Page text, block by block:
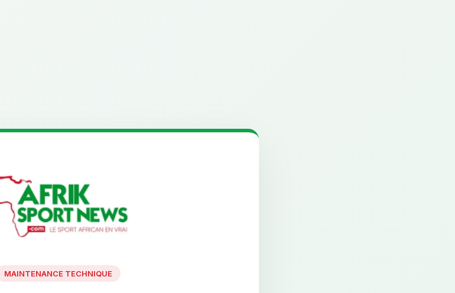
MAINTENANCE TECHNIQUE